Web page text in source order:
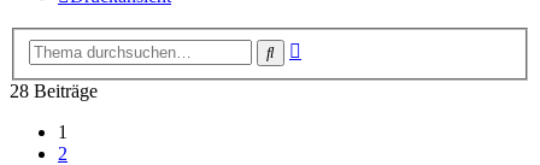
Suche
28 Beiträge
1
2